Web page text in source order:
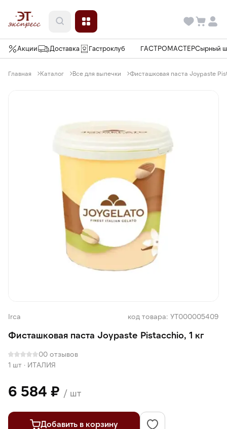
Акции Доставка Гастроклуб ГАСТРОМАСТЕРСырный
Главная Каталог Все для выпечки Фисташковая паста Joypaste
Irca код товара: УТ000005409
Фисташковая паста Joypaste Pistacchio, 1 кг
00 отзывов
1 шт · ИТАЛИЯ
6 584 ₽ / шт
Добавить в корзину